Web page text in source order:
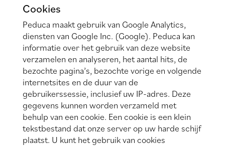
Cookies
Peduca maakt gebruik van Google Analytics,
diensten van Google Inc. (Google). Peduca kan
informatie over het gebruik van deze website
verzamelen en analyseren, het aantal hits, de
bezochte pagina’s, bezochte vorige en volgende
internetsites en de duur van de
gebruikerssessie, inclusief uw IP-adres. Deze
gegevens kunnen worden verzameld met
behulp van een cookie. Een cookie is een klein
tekstbestand dat onze server op uw harde schijf
plaatst. U kunt het gebruik van cookies